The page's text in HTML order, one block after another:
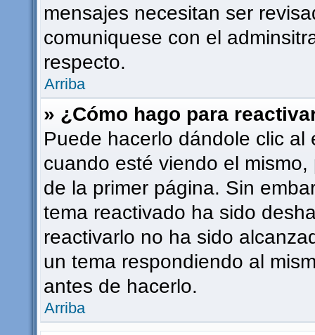
mensajes necesitan ser
comuniquese con el
respecto.
Arriba
» ¿Cómo hago para
Puede hacerlo dándole clic
cuando esté viendo el
de la primer página. Sin
tema reactivado ha sido
reactivarlo no ha sido
un tema respondiendo al
antes de hacerlo.
Arriba